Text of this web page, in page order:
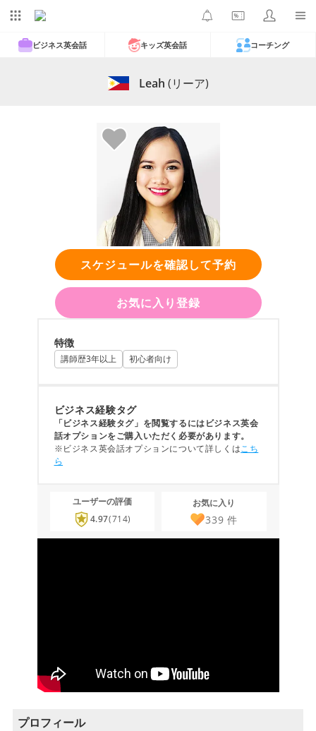
ビジネス英会話 キッズ英会話 コーチング
Leah (リーア)
スケジュールを確認して予約
お気に入り登録
特徴
講師歴3年以上 初心者向け
ビジネス経験タグ
「ビジネス経験タグ」を閲覧するにはビジネス英会
話オプションをご購入いただく必要があります。
※ビジネス英会話オプションについて詳しくはこち
ら
ユーザーの評価
4.97(714)
お気に入り
339 件
プロフィール